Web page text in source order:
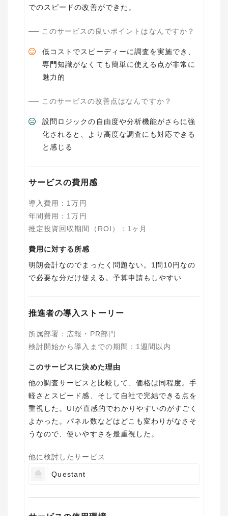
でのスピードの改善ができた。
このサービスの良いポイントはなんですか？
低コストでスピーディーに調査を実施でき、
専門知識がなくても簡単に使える点が非常に
魅力的
このサービスの改善点はなんですか？
設問ロジックの自由度や分析機能がさらに強
化されると、より高度な調査にも対応できる
と感じる
サービスの費用感
導入費用 ： 1万円
年間費用 ： 1万円
推定投資回収期間（ROI）
： 1ヶ月
費用に対する所感
明朗会計なのでまったく問題ない。1問10円なの
で必要な分だけ使える。予算申請もしやすい
推進者の導入ストーリー
所属部署 ： 広報・PR部門
検討開始から導入までの期間 ： 1週間以内
このサービスに決めた理由
他の調査サービスと比較して、価格は同程度。手
軽さとスピード感、そして自社で完結できる点を
重視した。UIが直感的でわかりやすいのがすごく
よかった。パネル数などはどこも変わりがなさそ
うなので、使いやすさを最重視した。
他に検討したサービス
Questant